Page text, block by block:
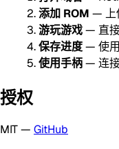
添加 ROM — 上
游玩游戏— 直
保存进度— 使
使用手柄— 连
授权
MIT — GitHub